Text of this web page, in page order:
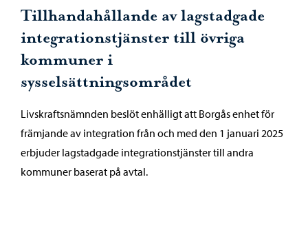
Tillhandahållande av lagstadgade
integrationstjänster till övriga
kommuner i
sysselsättningsområdet
Livskraftsnämnden beslöt enhälligt att Borgås enhet för
främjande av integration från och med den 1 januari 2025
erbjuder lagstadgade integrationstjänster till andra
kommuner baserat på avtal.